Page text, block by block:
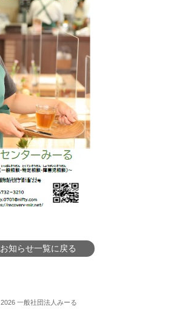
お知らせ一覧に戻る
2026一般社団法人みーる